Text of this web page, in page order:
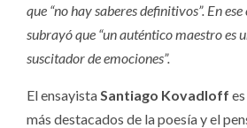
que “no hay saberes definitivos”. En
subrayó que “un auténtico maestro es
suscitador de emociones”.
El ensayistaSantiago Kovadloff
más destacados de la poesía y el